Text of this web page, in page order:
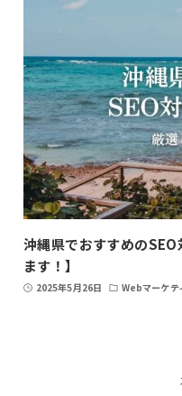
沖縄県でおすすめの
ます！】
2025年5月26日 Webマーケテ